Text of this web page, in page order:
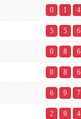
0 1 4
5 5 6
0 8 6
0 8 6
6 9 7
2 9 4